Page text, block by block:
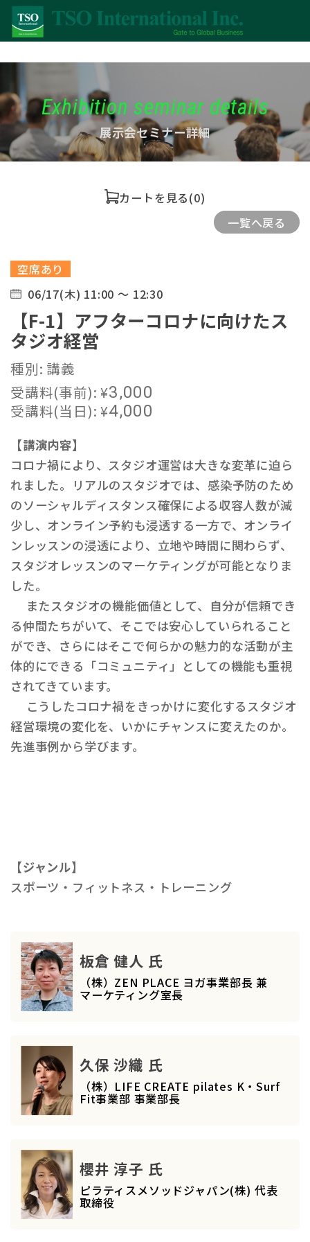
Exhibition seminar details
展示会セミナー詳細
カートを見る(0)
一覧へ戻る
空席あり
06/17(木) 11:00 ～ 12:30
【F-1】アフターコロナに向けたス
タジオ経営
種別: 講義
受講料(事前):¥3,000
受講料(当日):¥4,000
【講演内容】
コロナ禍により、スタジオ運営は大きな変革に迫ら
れました。リアルのスタジオでは、感染予防のため
のソーシャルディスタンス確保による収容人数が減
少し、オンライン予約も浸透する一方で、オンライ
ンレッスンの浸透により、立地や時間に関わらず、
スタジオレッスンのマーケティングが可能となりま
した。
またスタジオの機能価値として、自分が信頼でき
る仲間たちがいて、そこでは安心していられること
ができ、さらにはそこで何らかの魅力的な活動が主
体的にできる「コミュニティ」としての機能も重視
されてきています。
こうしたコロナ禍をきっかけに変化するスタジオ
経営環境の変化を、いかにチャンスに変えたのか。
先進事例から学びます。
【ジャンル】
スポーツ・フィットネス・トレーニング
板倉 健人 氏
（株）ZEN PLACE ヨガ事業部長 兼
マーケティング室長
久保 沙織 氏
（株）LIFE CREATE pilates K・Surf
Fit事業部 事業部長
櫻井 淳子 氏
ピラティスメソッドジャパン(株) 代表
取締役